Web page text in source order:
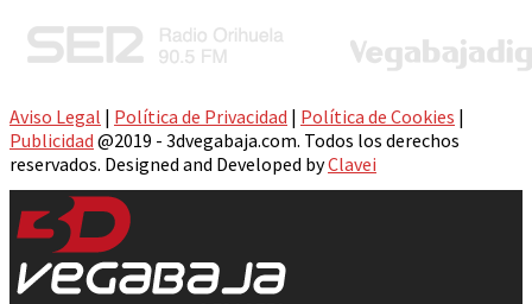
Aviso Legal | Política de Privacidad | Política de Cookies |
Publicidad @2019 - 3dvegabaja.com. Todos los derechos
reservados. Designed and Developed byClavei